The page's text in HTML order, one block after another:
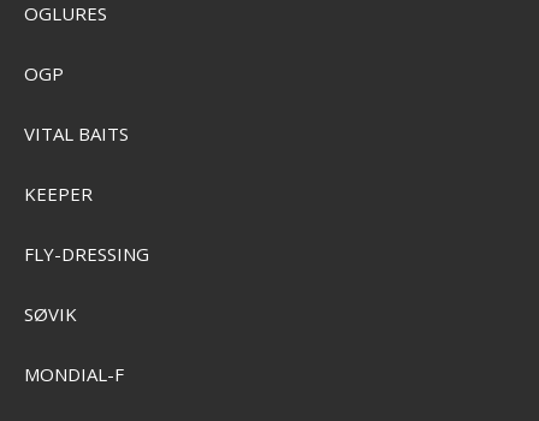
OGLURES
OGP
VITAL BAITS
KEEPER
FLY-DRESSING
SØVIK
MONDIAL-F